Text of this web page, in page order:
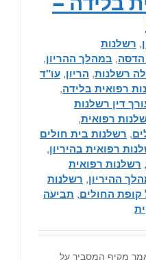
, רשלנות
הדסה, במהלך ההריון,
רשלנות, הריון, עו"ד
רפואית בלידה,
דין רשלנות
רפואית,
, רשלנות בית חולים
רפואית בהיריון,
, רשלנות רפואית
ההיריון, רשלנות
החולים, תביעה
מקיף המסביר על